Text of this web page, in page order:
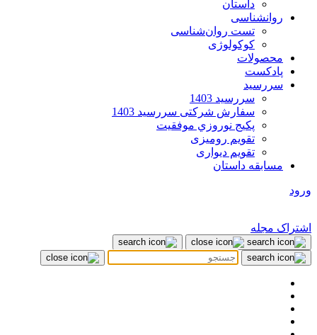
داستان
روانشناسی
تست روان‌شناسی
کوکولوژی
محصولات
پادکست
سررسید
سررسید 1403
سفارش شرکتی سررسید 1403
پکيج نوروزي موفقيت
تقویم رومیزی
تقویم دیواری
مسابقه داستان
ورود
اشتراک مجله